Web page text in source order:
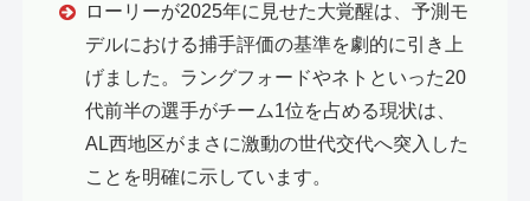
ローリーが2025年に見せた大覚醒は、予測モ
デルにおける捕手評価の基準を劇的に引き上
げました。ラングフォードやネトといった20
代前半の選手がチーム1位を占める現状は、
AL西地区がまさに激動の世代交代へ突入した
ことを明確に示しています。